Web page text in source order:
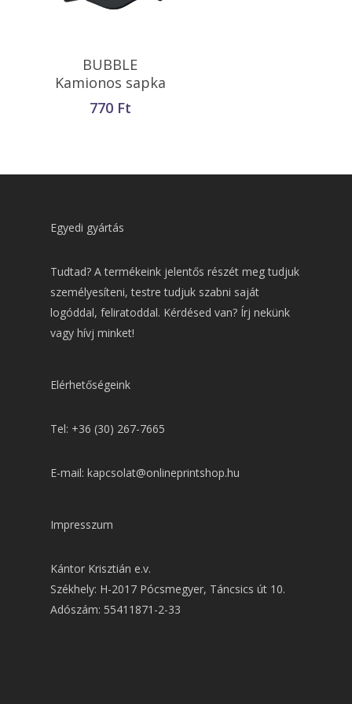
Opciók Választása
BUBBLE
Kamionos sapka
770 Ft
Egyedi gyártás
Tudtad? A termékeink jelentős részét meg tudjuk
személyesíteni, testre tudjuk szabni saját
logóddal, feliratoddal. Kérdésed van? Írj nekünk
vagy hívj minket!
Elérhetőségeink
Tel: +36 (30) 267-7665
E-mail: kapcsolat@onlineprintshop.hu
Impresszum
Kántor Krisztián e.v.
Székhely: H-2017 Pócsmegyer, Táncsics út 10.
Adószám: 55411871-2-33